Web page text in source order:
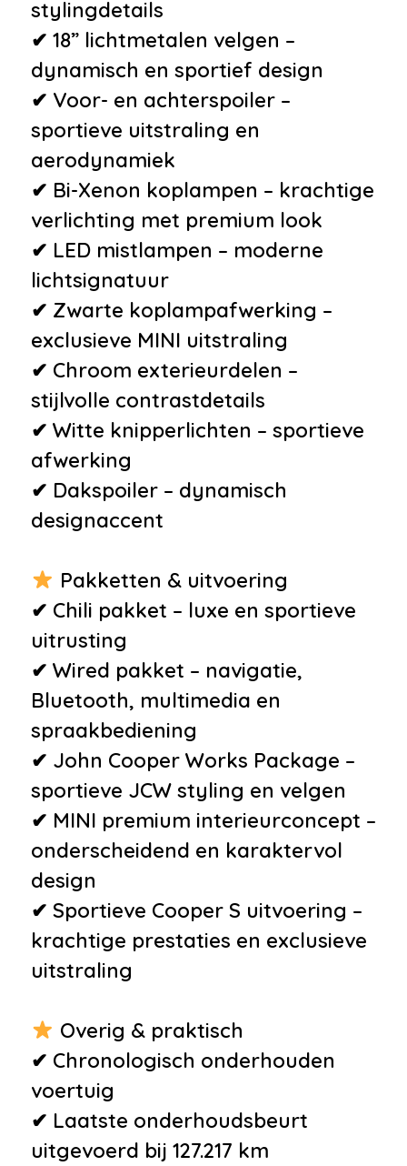
stylingdetails
✔ 18” lichtmetalen velgen –
dynamisch en sportief design
✔ Voor- en achterspoiler –
sportieve uitstraling en
aerodynamiek
✔ Bi-Xenon koplampen – krachtige
verlichting met premium look
✔ LED mistlampen – moderne
lichtsignatuur
✔ Zwarte koplampafwerking –
exclusieve MINI uitstraling
✔ Chroom exterieurdelen –
stijlvolle contrastdetails
✔ Witte knipperlichten – sportieve
afwerking
✔ Dakspoiler – dynamisch
designaccent
Pakketten & uitvoering
✔ Chili pakket – luxe en sportieve
uitrusting
✔ Wired pakket – navigatie,
Bluetooth, multimedia en
spraakbediening
✔ John Cooper Works Package –
sportieve JCW styling en velgen
✔ MINI premium interieurconcept –
onderscheidend en karaktervol
design
✔ Sportieve Cooper S uitvoering –
krachtige prestaties en exclusieve
uitstraling
Overig & praktisch
✔ Chronologisch onderhouden
voertuig
✔ Laatste onderhoudsbeurt
uitgevoerd bij 127.217 km